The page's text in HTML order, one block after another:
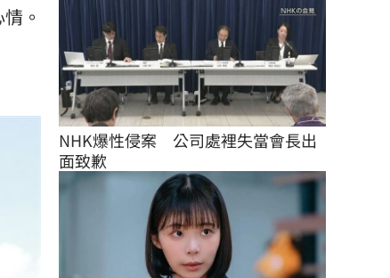
。
NHK爆性侵案　公司處裡失當會長出
面致歉